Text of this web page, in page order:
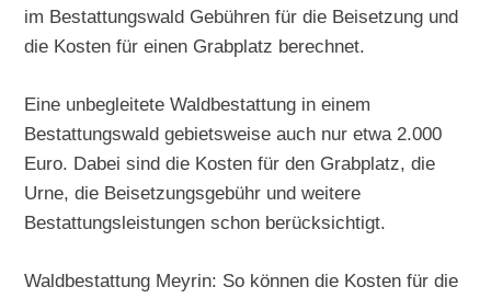
im Bestattungswald Gebühren für die Beisetzung und
die Kosten für einen Grabplatz berechnet.
Eine unbegleitete Waldbestattung in einem
Bestattungswald gebietsweise auch nur etwa 2.000
Euro. Dabei sind die Kosten für den Grabplatz, die
Urne, die Beisetzungsgebühr und weitere
Bestattungsleistungen schon berücksichtigt.
Waldbestattung Meyrin: So können die Kosten für die